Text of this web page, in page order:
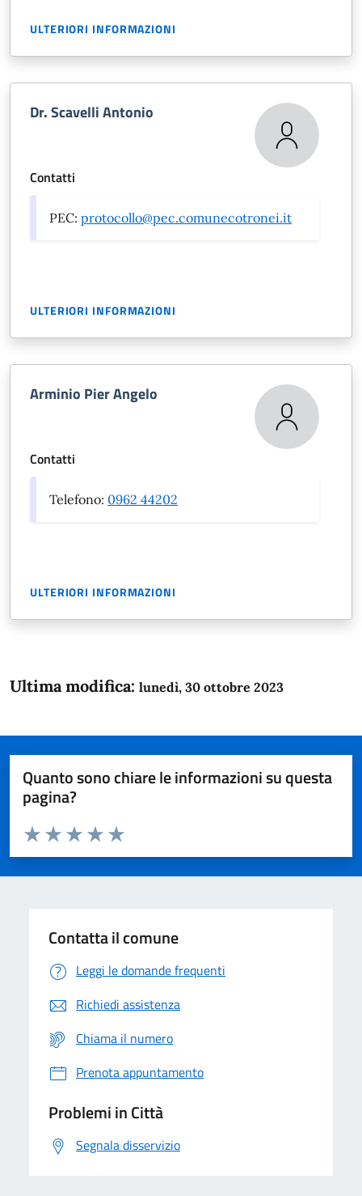
ULTERIORI INFORMAZIONI
Dr. Scavelli Antonio
Contatti
PEC: protocollo@pec.comunecotronei.it
ULTERIORI INFORMAZIONI
Arminio Pier Angelo
Contatti
Telefono: 0962 44202
ULTERIORI INFORMAZIONI
Ultima modifica: lunedì, 30 ottobre 2023
Quanto sono chiare le informazioni su questa
pagina?
Domanda
Valuta da 1 a 5 stelle la pagina
Valuta 5 stelle su 5
Valuta 4 stelle su 5
Valuta 3 stelle su 5
Valuta 2 stelle su 5
Valuta 1 stelle su 5
Contatta il comune
Leggi le domande frequenti
Richiedi assistenza
Chiama il numero
Prenota appuntamento
Problemi in Città
Segnala disservizio